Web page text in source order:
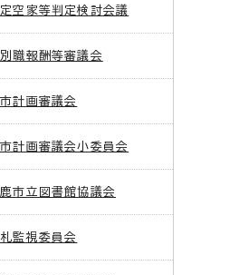
空家等判定検討会議
職報酬等審議会
計画審議会
計画審議会小委員会
市立図書館協議会
監視委員会